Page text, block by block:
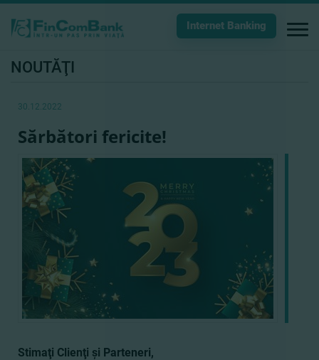
Internet Banking
NOUTĂŢI
30.12.2022
Sărbători fericite!
Stimaţi Clienţi şi Parteneri,